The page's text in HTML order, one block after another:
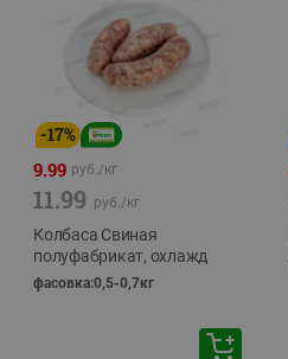
-17%
9.99 руб./кг
11.99 руб./кг
Колбаса Свиная
полуфабрикат, охлажд
фасовка:0,5-0,7кг